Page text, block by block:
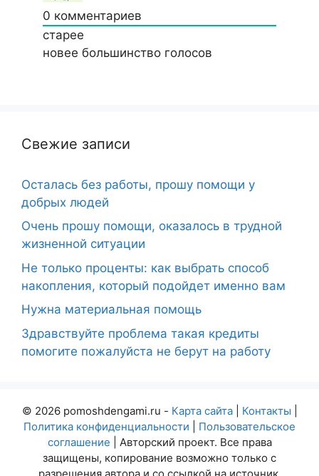
0 комментариев
старее
новее большинство голосов
Свежие записи
Осталась без работы, прошу помощи у
добрых людей
Очень прошу помощи, оказалось в трудной
жизненной ситуации
Не только проценты: как выбрать способ
накопления, который подойдет именно вам
Нужна материальная помощь
Здравствуйте проблема такая кредиты
помогите пожалуйста не берут на работу
© 2026 pomoshdengami.ru - Карта сайта| Контакты
Политика конфиденциальности
Пользовательское
соглашение | Авторский проект. Все права
защищены, копирование возможно только с
разрешения автора и со ссылкой на источник.